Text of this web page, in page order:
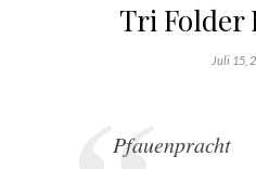
Tri Folder
Juli 15,
Pfauenpracht